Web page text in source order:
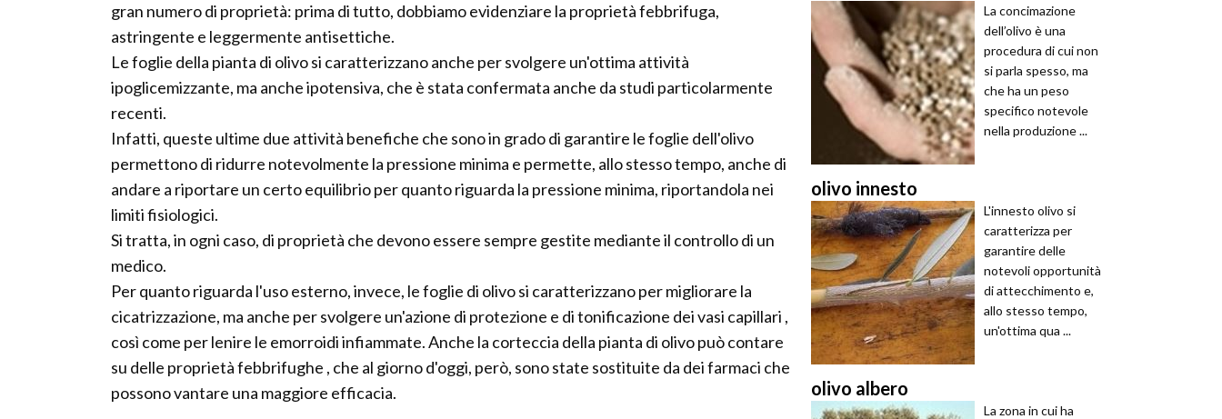
gran numero di proprietà: prima di tutto, dobbiamo evidenziare la proprietà febbrifuga,
astringente e leggermente antisettiche.
Le foglie della pianta di olivo si caratterizzano anche per svolgere un'ottima attività
ipoglicemizzante, ma anche ipotensiva, che è stata confermata anche da studi particolarmente
recenti.
Infatti, queste ultime due attività benefiche che sono in grado di garantire le foglie dell'olivo
permettono di ridurre notevolmente la pressione minima e permette, allo stesso tempo, anche di
andare a riportare un certo equilibrio per quanto riguarda la pressione minima, riportandola nei
limiti fisiologici.
Si tratta, in ogni caso, di proprietà che devono essere sempre gestite mediante il controllo di un
medico.
Per quanto riguarda l'uso esterno, invece, le foglie di olivo si caratterizzano per migliorare la
cicatrizzazione, ma anche per svolgere un'azione di protezione e di tonificazione dei vasi capillari ,
così come per lenire le emorroidi infiammate. Anche la corteccia della pianta di olivo può contare
su delle proprietà febbrifughe , che al giorno d'oggi, però, sono state sostituite da dei farmaci che
possono vantare una maggiore efficacia.
La concimazione
dell’olivo è una
procedura di cui non
si parla spesso, ma
che ha un peso
specifico notevole
nella produzione ...
olivo innesto
L'innesto olivo si
caratterizza per
garantire delle
notevoli opportunità
di attecchimento e,
allo stesso tempo,
un'ottima qua ...
olivo albero
La zona in cui ha